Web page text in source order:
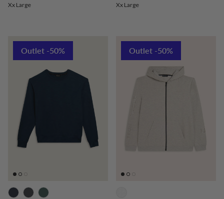
Xx Large
Xx Large
Outlet -50% Outlet -50%